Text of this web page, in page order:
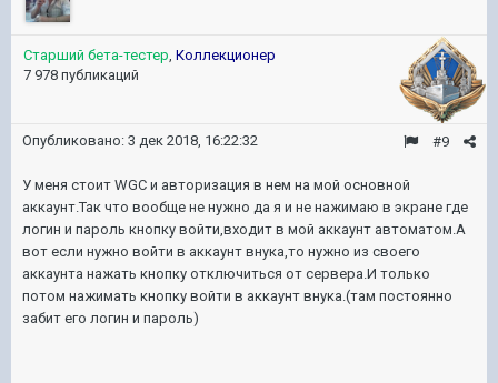
Старший бета-тестер, Коллекционер
7 978 публикаций
#9
Опубликовано: 3 дек 2018, 16:22:32
У меня стоит WGC и авторизация в нем на мой основной
аккаунт.Так что вообще не нужно да я и не нажимаю в экране где
логин и пароль кнопку войти,входит в мой аккаунт автоматом.А
вот если нужно войти в аккаунт внука,то нужно из своего
аккаунта нажать кнопку отключиться от сервера.И только
потом нажимать кнопку войти в аккаунт внука.(там постоянно
забит его логин и пароль)